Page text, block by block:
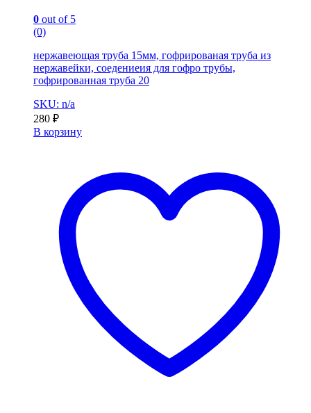
0 out of 5
(0)
нержавеющая труба 15мм, гофрированая труба из
нержавейки, соедениеия для гофро трубы,
гофрированная труба 20
SKU: n/a
280 ₽
В корзину